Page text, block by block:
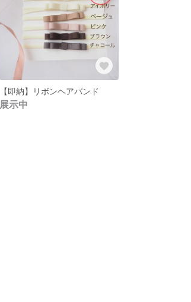
【即納】リボンヘアバンド
展示中